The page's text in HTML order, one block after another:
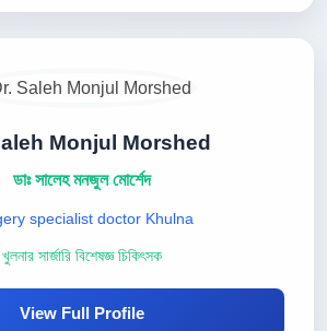
Monjul Morshed
ডাঃ সালেহ মনজুল মোর্শেদ
specialist doctor Khulna
খুলনার সার্জারি বিশেষজ্ঞ চিকিৎসক
View Full Profile